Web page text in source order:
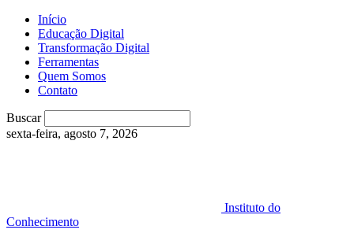
Início
Educação Digital
Transformação Digital
Ferramentas
Quem Somos
Contato
Buscar
sexta-feira, agosto 7, 2026
Instituto do
Conhecimento